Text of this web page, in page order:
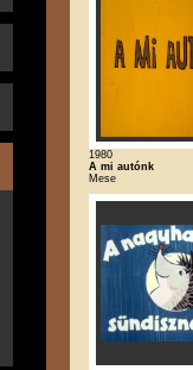
1980
A mi autónk
Mese